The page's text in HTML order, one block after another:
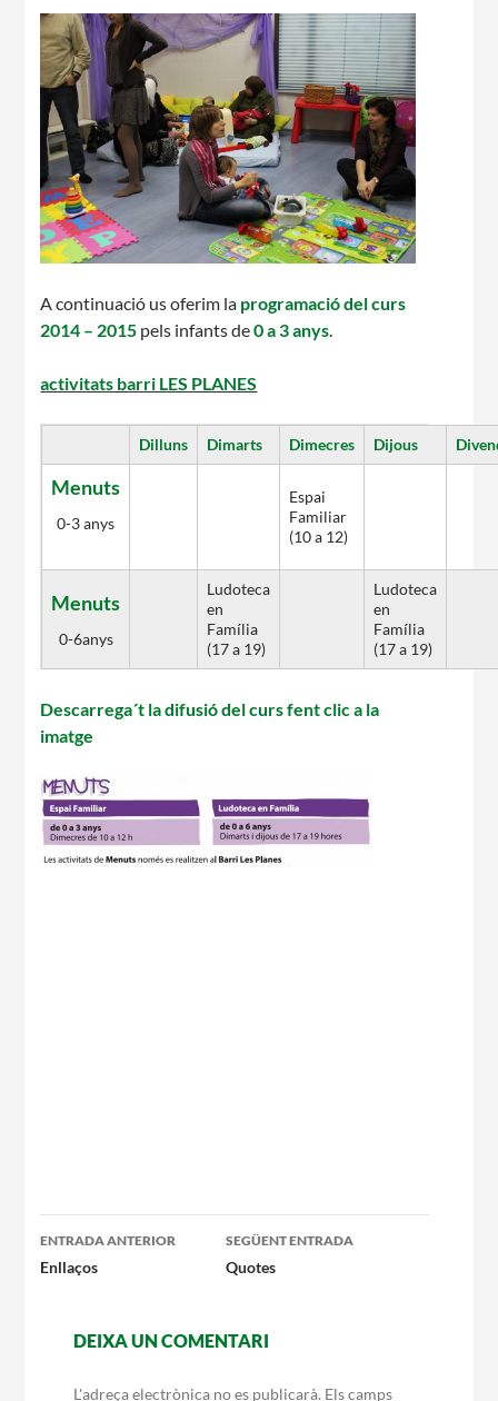
A continuació us oferim la programació del curs
2014 – 2015 pels infants de0 a 3 anys.
activitats barri LES PLANES
Dilluns Dimarts Dimecres Dijous
Menuts
0-3 anys
Espai
Familiar
(10 a 12)
Menuts
0-6anys
Ludoteca
en
Família
(17 a 19)
Ludoteca
en
Família
(17 a 19)
Descarrega´t la difusió del curs fent clic a la
imatge
Navegació
per
entrades
ENTRADA ANTERIOR
Enllaços
SEGÜENT ENTRADA
Quotes
DEIXA UN COMENTARI
L'adreça electrònica no es publicarà. Els camps